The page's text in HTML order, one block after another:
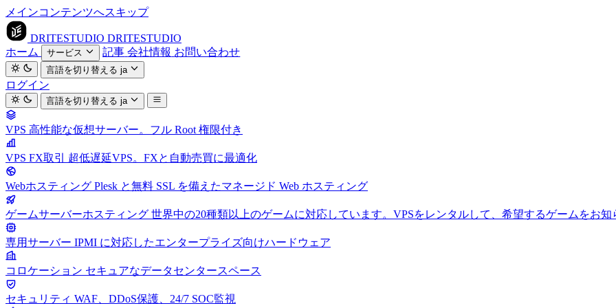
メインコンテンツへスキップ
DRITESTUDIO DRITESTUDIO
ホーム
サービス 記事 会社情報 お問い合わせ
言語を切り替える ja
ログイン
言語を切り替える ja
VPS 高性能な仮想サーバー。フル Root 権限付き
VPS FX取引 超低遅延VPS。FXと自動売買に最適化
Webホスティング Plesk と無料 SSL を備えたマネージド Web ホスティング
ゲームサーバーホスティング 世界中の20種類以上のゲームに対応しています。VPSをレンタルして、希望するゲームをお知
専用サーバー IPMI に対応したエンタープライズ向けハードウェア
コロケーション セキュアなデータセンタースペース
セキュリティ WAF、DDoS保護、24/7 SOC監視